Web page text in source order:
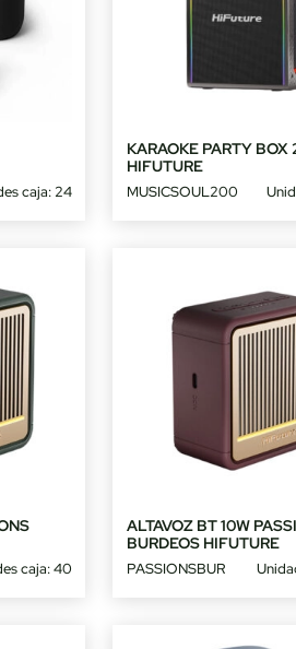
caja: 24
KARAOKE PARTY BOX
HIFUTURE
MUSICSOUL200
caja: 40
ALTAVOZ BT 10W
BURDEOS HIFUTURE
PASSIONSBUR